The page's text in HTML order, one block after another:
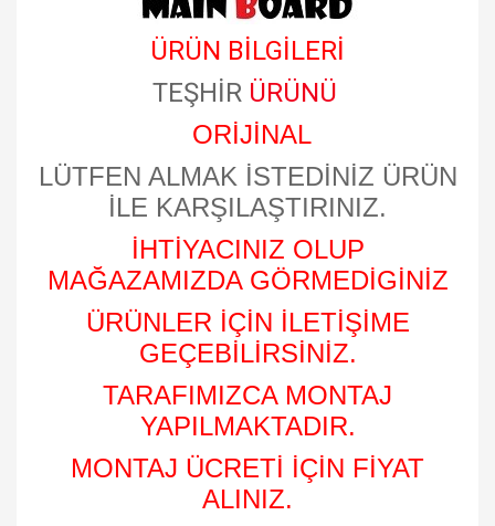
ÜRÜN BİLGİLERİ
TEŞHİR ÜRÜNÜ
ORİJİNAL
LÜTFEN ALMAK İSTEDİNİZ ÜRÜN
İLE KARŞILAŞTIRINIZ.
İHTİYACINIZ OLUP
MAĞAZAMIZDA GÖRMEDİGİNİZ
ÜRÜNLER İÇİN İLETİŞİME
GEÇEBİLİRSİNİZ.
TARAFIMIZCA MONTAJ
YAPILMAKTADIR.
MONTAJ ÜCRETİ İÇİN FİYAT
ALINIZ.